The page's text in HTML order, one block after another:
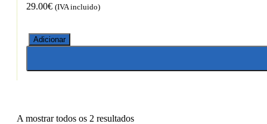
29.00€ (IVA incluido)
Adicionar
A mostrar todos os 2 resultados